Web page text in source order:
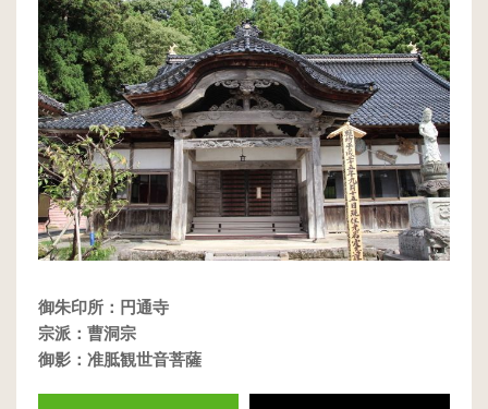
御朱印所：円通寺
宗派：曹洞宗
御影：准胝観世音菩薩